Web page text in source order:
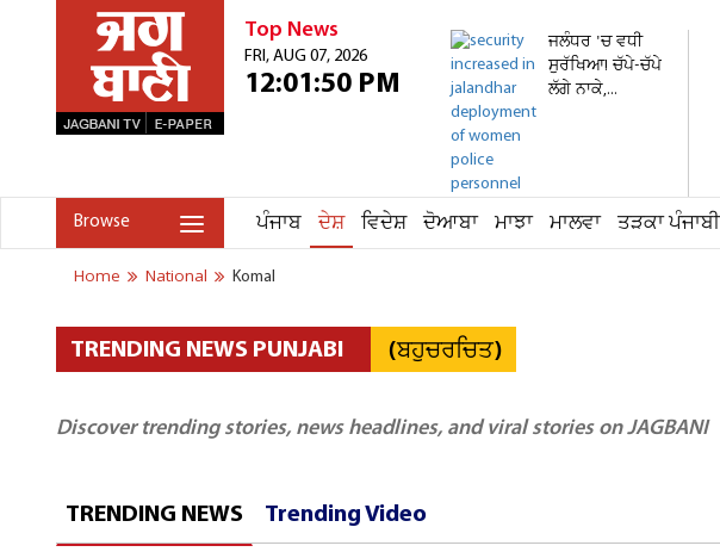
Top News
FRI, AUG 07, 2026
12:01:50 PM
ਜਲੰਧਰ 'ਚ ਵਧੀ
ਸੁਰੱਖਿਆ! ਚੱਪੇ-ਚੱਪੇ
ਲੱਗੇ ਨਾਕੇ,...
Browse ਪੰਜਾਬ ਦੇਸ਼ ਵਿਦੇਸ਼ ਦੋਆਬਾ ਮਾਝਾ ਮਾਲਵਾ ਤੜਕਾ ਪੰਜਾਬੀ
Home National Komal
TRENDING NEWS PUNJABI (ਬਹੁਚਰਚਿਤ)
Discover trending stories, news headlines, and viral stories on JAGBANI
TRENDING NEWS Trending Video